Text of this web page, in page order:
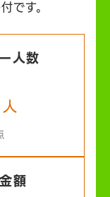
です。
人数
人
額